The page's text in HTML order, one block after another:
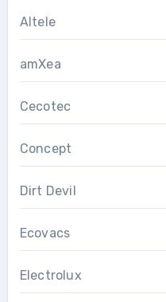
Altele
amXea
Cecotec
Concept
Dirt Devil
Ecovacs
Electrolux